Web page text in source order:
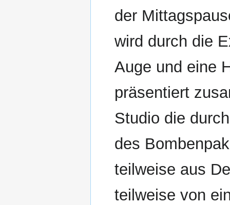
der
wird durch die
Auge und eine
präsentiert
Studio die
des
teilweise aus
teilweise von